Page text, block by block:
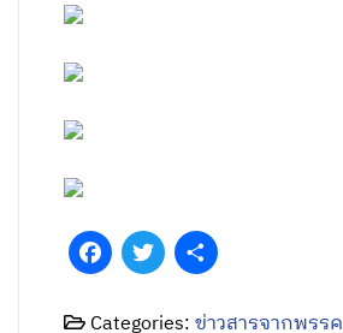
FacebookTwitter
Categories:ข่าวสารจากพรรค